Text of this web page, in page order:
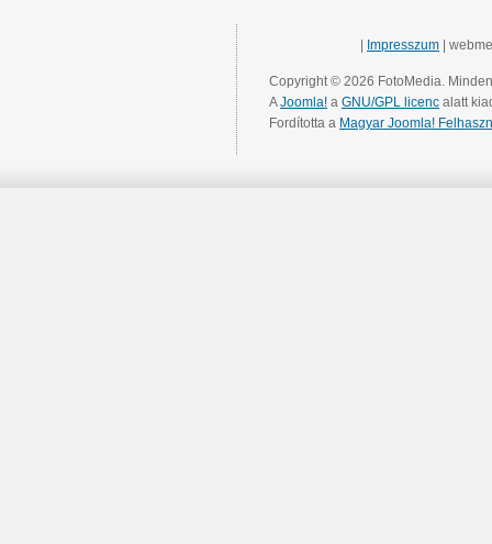
Impresszum |
Copyright © 2026 FotoMedia.
AJoomla! a GNU/GPL licenc alatt
Fordította a Magyar Joomla!